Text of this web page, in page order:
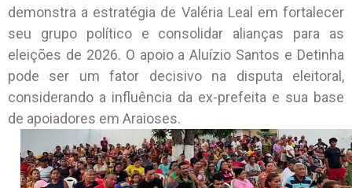
demonstra a estratégia de Valéria Leal em fortalecer
seu grupo político e consolidar alianças para as
eleições de 2026. O apoio a Aluízio Santos e Detinha
pode ser um fator decisivo na disputa eleitoral,
considerando a influência da ex-prefeita e sua base
de apoiadores em Araioses.